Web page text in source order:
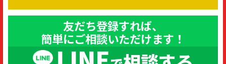
友だち登録すれば、
簡単にご相談いただけます！